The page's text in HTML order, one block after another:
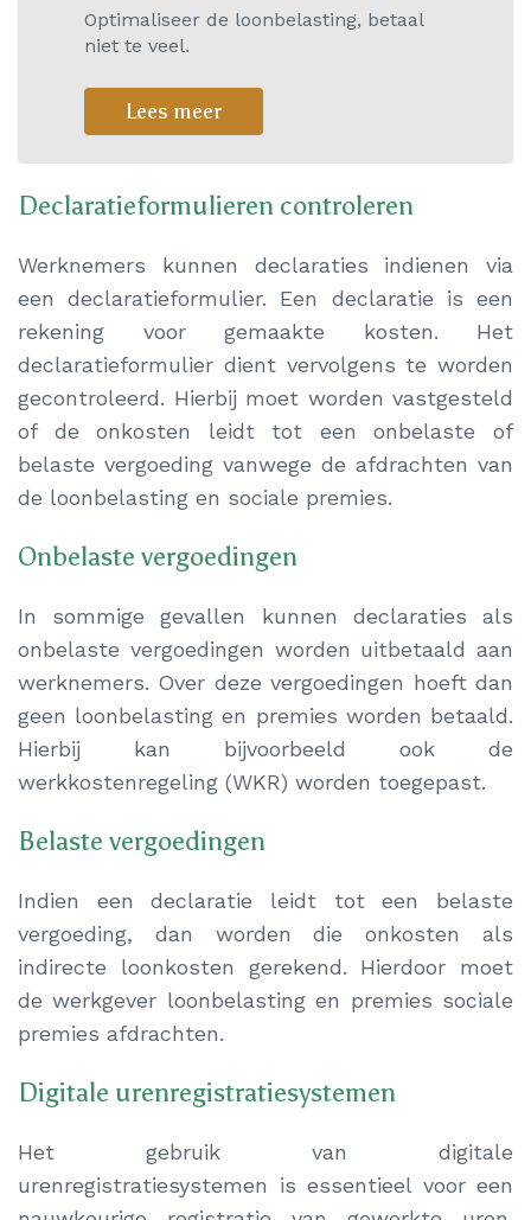
Optimaliseer de loonbelasting, betaal
niet te veel.
Lees meer
Declaratieformulieren controleren
Werknemers kunnen declaraties indienen via
een declaratieformulier. Een declaratie is een
rekening voor gemaakte kosten. Het
declaratieformulier dient vervolgens te worden
gecontroleerd. Hierbij moet worden vastgesteld
of de onkosten leidt tot een onbelaste of
belaste vergoeding vanwege de afdrachten van
de loonbelasting en sociale premies.
Onbelaste vergoedingen
In sommige gevallen kunnen declaraties als
onbelaste vergoedingen worden uitbetaald aan
werknemers. Over deze vergoedingen hoeft dan
geen loonbelasting en premies worden betaald.
Hierbij kan bijvoorbeeld ook de
werkkostenregeling (WKR) worden toegepast.
Belaste vergoedingen
Indien een declaratie leidt tot een belaste
vergoeding, dan worden die onkosten als
indirecte loonkosten gerekend. Hierdoor moet
de werkgever loonbelasting en premies sociale
premies afdrachten.
Digitale urenregistratiesystemen
Het gebruik van digitale
urenregistratiesystemen is essentieel voor een